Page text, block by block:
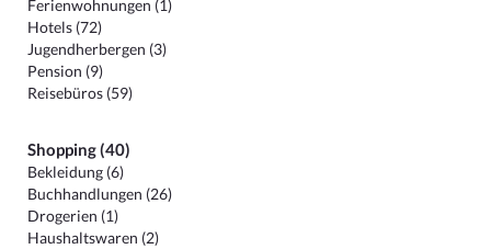
Ferienwohnungen (1)
Hotels (72)
Jugendherbergen (3)
Pension (9)
Reisebüros (59)
Shopping (40)
Bekleidung (6)
Buchhandlungen (26)
Drogerien (1)
Haushaltswaren (2)